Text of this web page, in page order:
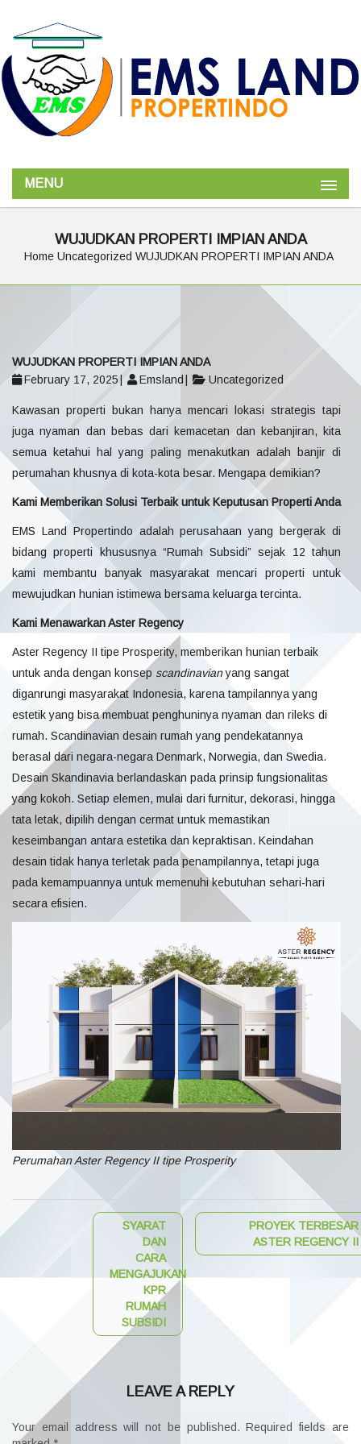
MENU
WUJUDKAN PROPERTI IMPIAN ANDA
Home Uncategorized WUJUDKAN PROPERTI IMPIAN ANDA
WUJUDKAN PROPERTI IMPIAN ANDA
February 17, 2025
Emsland Uncategorized
Kawasan properti bukan hanya mencari lokasi strategis tapi
juga nyaman dan bebas dari kemacetan dan kebanjiran, kita
semua ketahui hal yang paling menakutkan adalah banjir di
perumahan khusnya di kota-kota besar. Mengapa demikian?
Kami Memberikan Solusi Terbaik untuk Keputusan Properti Anda
EMS Land Propertindo adalah perusahaan yang bergerak di
bidang properti khususnya “Rumah Subsidi” sejak 12 tahun
kami membantu banyak masyarakat mencari properti untuk
mewujudkan hunian istimewa bersama keluarga tercinta.
Kami Menawarkan Aster Regency
Aster Regency II tipe Prosperity, memberikan hunian terbaik
untuk anda dengan konsep scandinavianyang sangat
diganrungi masyarakat Indonesia, karena tampilannya yang
estetik yang bisa membuat penghuninya nyaman dan rileks di
rumah. Scandinavian desain rumah yang pendekatannya
berasal dari negara-negara Denmark, Norwegia, dan Swedia.
Desain Skandinavia berlandaskan pada prinsip fungsionalitas
yang kokoh. Setiap elemen, mulai dari furnitur, dekorasi, hingga
tata letak, dipilih dengan cermat untuk memastikan
keseimbangan antara estetika dan kepraktisan. Keindahan
desain tidak hanya terletak pada penampilannya, tetapi juga
pada kemampuannya untuk memenuhi kebutuhan sehari-hari
secara efisien.
Perumahan Aster Regency II tipe Prosperity
SYARAT
DAN
CARA
MENGAJUKAN
KPR
RUMAH
SUBSIDI
PROYEK TERBESAR
ASTER REGENCY II
LEAVE A REPLY
Your email address will not be published. Required fields are